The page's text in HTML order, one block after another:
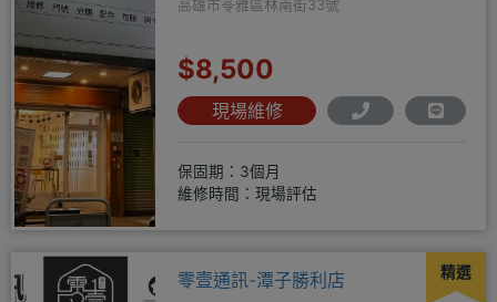
高雄市苓雅區林南街33號
$8,500
現場維修
保固期：3個月
維修時間：現場評估
精選
零壹通訊-潭子勝利店